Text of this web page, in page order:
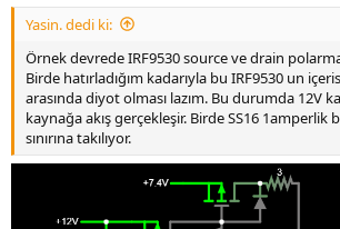
Yasin. dedi ki:
Örnek devrede IRF9530 source ve drain
Birde hatırladığım kadarıyla bu IRF9530 un
arasında diyot olması lazım. Bu durumda 12V
kaynağa akış gerçekleşir. Birde SS16 1amperlik
sınırına takılıyor.